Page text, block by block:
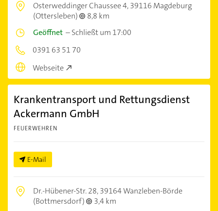
Osterweddinger Chaussee 4,39116 Magdeburg
(Ottersleben)
8,8 km
Geöffnet –Schließt um 17:00
0391 63 51 70
Webseite
Krankentransport und Rettungsdienst
Ackermann GmbH
FEUERWEHREN
E-Mail
Dr.-Hübener-Str. 28,39164 Wanzleben-Börde
(Bottmersdorf)
3,4 km